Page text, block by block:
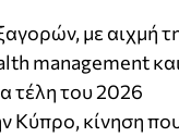
με αιχμή
management
τέλη του 2026
Κύπρο, κίνηση